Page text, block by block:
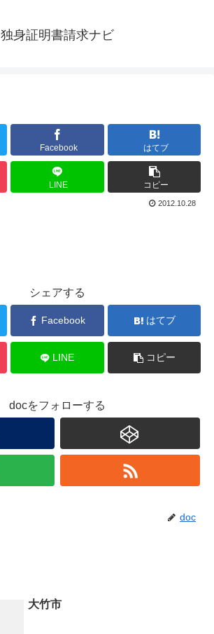
独身証明書請求ナビ
Facebook はてブ
LINE コピー
2012.10.28
シェアする
Facebook はてブ
LINE コピー
docをフォローする
doc
大竹市